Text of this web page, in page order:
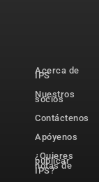
Acerca de
IPS
Nuestros
socios
Contáctenos
Apóyenos
¿Quieres
publicar
notas de
IPS?